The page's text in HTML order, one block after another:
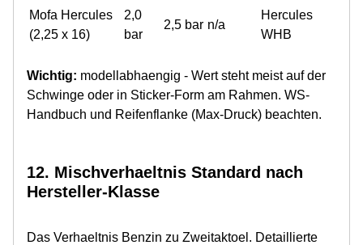
Mofa Hercules
(2,25 x 16)
2,0
bar
2,5 bar n/a
Hercules
WHB
Wichtig: modellabhaengig - Wert steht meist auf der
Schwinge oder in Sticker-Form am Rahmen. WS-
Handbuch und Reifenflanke (Max-Druck) beachten.
12. Mischverhaeltnis Standard nach
Hersteller-Klasse
Das Verhaeltnis Benzin zu Zweitaktoel. Detaillierte